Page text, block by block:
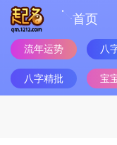
首页
流年运势 八
八字精批 宝